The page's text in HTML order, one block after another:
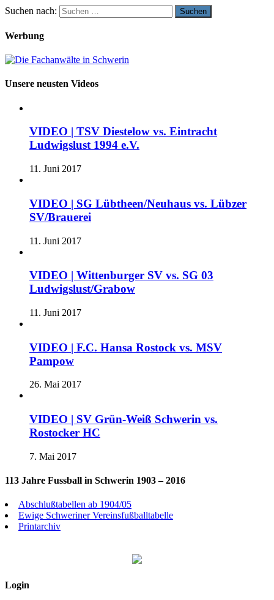
Suchen nach:
Werbung
Unsere neusten Videos
VIDEO | TSV Diestelow vs. Eintracht
Ludwigslust 1994 e.V.
11. Juni 2017
VIDEO | SG Lübtheen/Neuhaus vs. Lübzer
SV/Brauerei
11. Juni 2017
VIDEO | Wittenburger SV vs. SG 03
Ludwigslust/Grabow
11. Juni 2017
VIDEO | F.C. Hansa Rostock vs. MSV
Pampow
26. Mai 2017
VIDEO | SV Grün-Weiß Schwerin vs.
Rostocker HC
7. Mai 2017
113 Jahre Fussball in Schwerin 1903 – 2016
Abschlußtabellen ab 1904/05
Ewige Schweriner Vereinsfußballtabelle
Printarchiv
Login